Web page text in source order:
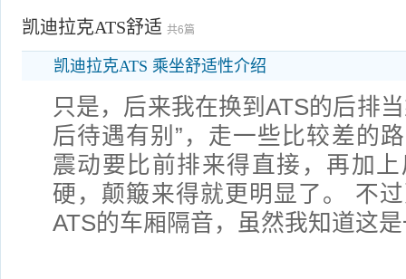
凯迪拉克ATS舒适 共6篇
凯迪拉克ATS 乘坐舒适性介绍
只是，后来我在换到ATS的后排
后待遇有别”，走一些比较差的
震动要比前排来得直接，再加
硬，颠簸来得就更明显了。 不
ATS的车厢隔音，虽然我知道这